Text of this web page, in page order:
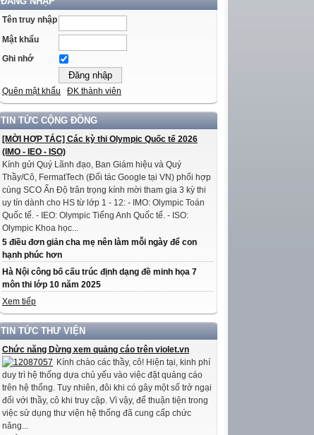
Tên truy nhập
Mật khẩu
Ghi nhớ
Quên mật khẩu ĐK thành viên
TIN TỨC CỘNG ĐỒNG
[MỜI HỢP TÁC] Các kỳ thi Olympic Quốc tế 2026
(IMO - IEO - ISO)
Kính gửi Quý Lãnh đạo, Ban Giám hiệu và Quý
Thầy/Cô, FermatTech (Đối tác Google tại VN) phối hợp
cùng SCO Ấn Độ trân trọng kính mời tham gia 3 kỳ thi
uy tín dành cho HS từ lớp 1 - 12: - IMO: Olympic Toán
Quốc tế. - IEO: Olympic Tiếng Anh Quốc tế. - ISO:
Olympic Khoa học...
5 điều đơn giản cha mẹ nên làm mỗi ngày để con
hạnh phúc hơn
Hà Nội công bố cấu trúc định dạng đề minh họa 7
môn thi lớp 10 năm 2025
Xem tiếp
TIN TỨC THƯ VIỆN
Chức năng Dừng xem quảng cáo trên violet.vn
Kính chào các thầy, cô! Hiện tại, kinh phí
duy trì hệ thống dựa chủ yếu vào việc đặt quảng cáo
trên hệ thống. Tuy nhiên, đôi khi có gây một số trở ngại
đối với thầy, cô khi truy cập. Vì vậy, để thuận tiện trong
việc sử dụng thư viện hệ thống đã cung cấp chức
năng...